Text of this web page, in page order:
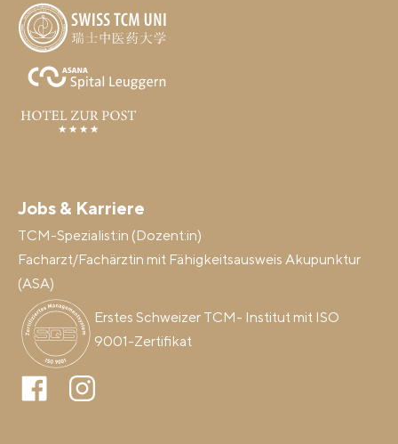
Jobs & Karriere
TCM-Spezialist:in (Dozent:in)
Facharzt/Fachärztin mit Fähigkeitsausweis Akupunktur
(ASA)
Erstes Schweizer TCM- Institut mit ISO
9001-Zertifikat